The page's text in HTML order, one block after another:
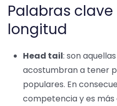
Palabras
longitud
Head tail: son
acostumbran a tener
populares. En
competencia y es más